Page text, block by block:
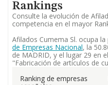
Rankings
Consulte la evolución de
competencia en el mayor
Afilados Cumema Sl. ocupa
de Empresas Nacional, la
de MADRID, y el lugar 29 en
"Fabricación de artículos de
Ranking de empresas